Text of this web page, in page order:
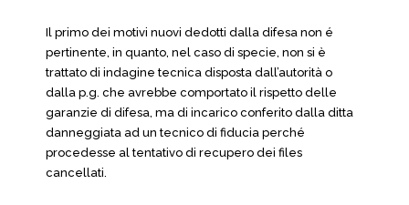
Il primo dei motivi nuovi dedotti dalla difesa non é
pertinente, in quanto, nel caso di specie, non si è
trattato di indagine tecnica disposta dall’autorità o
dalla p.g. che avrebbe comportato il rispetto delle
garanzie di difesa, ma di incarico conferito dalla ditta
danneggiata ad un tecnico di fiducia perché
procedesse al tentativo di recupero dei files
cancellati.